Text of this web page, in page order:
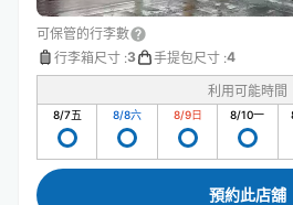
可保管的行李數
行李箱尺寸 :3 手提包尺寸 :4
利用可能時間
8/7五 8/8六 8/9日 8/10一
預約此店舖